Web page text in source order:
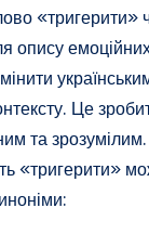
«тригерити»
опису
Це
та
«тригерити»